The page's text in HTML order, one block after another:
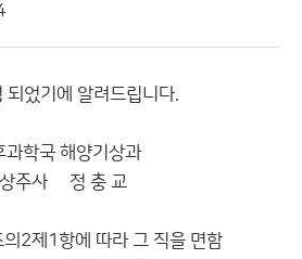
되었기에 알려드립니다.
양기상과
충 교
2제1항에 따라 그 직을 면함